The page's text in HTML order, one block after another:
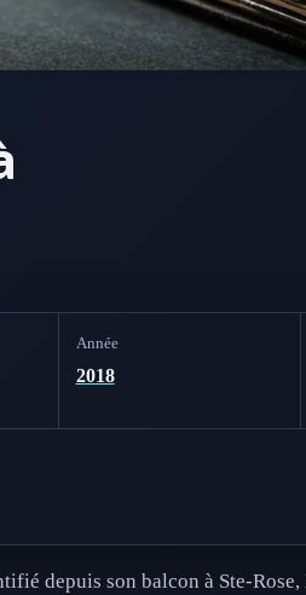
Année
2018
depuis son balcon à Ste-